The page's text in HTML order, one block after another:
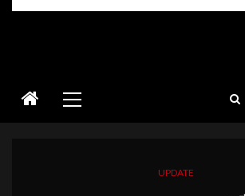
Menu
UPDATE